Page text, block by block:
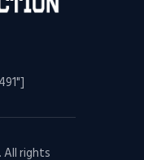
All rights